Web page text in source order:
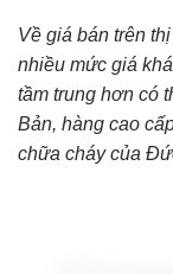
Về giá bán trên
nhiều mức giá
tầm trung hơn có
Bản, hàng cao
chữa cháy của